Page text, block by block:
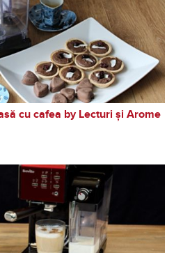
cu cafea by Lecturi și Arome